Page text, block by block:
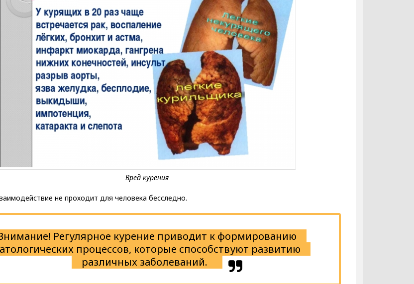
не проходит для человека бесследно.
Регулярное курение приводит к формированию
процессов, которые способствуют развитию
различных заболеваний.